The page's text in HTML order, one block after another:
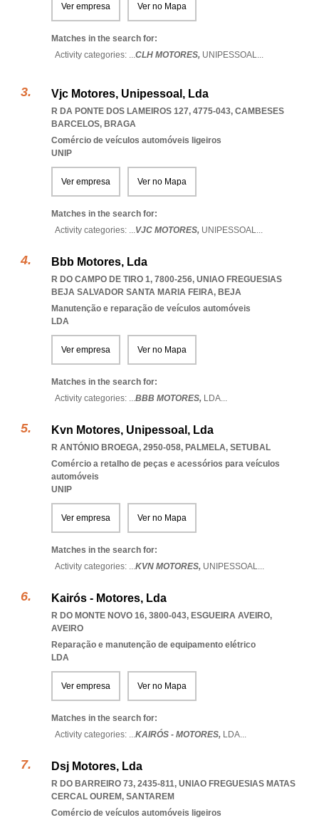
Ver empresa Ver no Mapa
Matches in the search for:
Activity categories: ...CLH MOTORES, UNIPESSOAL...
Vjc Motores, Unipessoal, Lda
R DA PONTE DOS LAMEIROS 127, 4775-043, CAMBESES
BARCELOS, BRAGA
Comércio de veículos automóveis ligeiros
UNIP
Ver empresa Ver no Mapa
Matches in the search for:
Activity categories: ...VJC MOTORES, UNIPESSOAL...
Bbb Motores, Lda
R DO CAMPO DE TIRO 1, 7800-256, UNIAO FREGUESIAS
BEJA SALVADOR SANTA MARIA FEIRA, BEJA
Manutenção e reparação de veículos automóveis
LDA
Ver empresa Ver no Mapa
Matches in the search for:
Activity categories: ...BBB MOTORES, LDA...
Kvn Motores, Unipessoal, Lda
R ANTÓNIO BROEGA, 2950-058, PALMELA, SETUBAL
Comércio a retalho de peças e acessórios para veículos
automóveis
UNIP
Ver empresa Ver no Mapa
Matches in the search for:
Activity categories: ...KVN MOTORES, UNIPESSOAL...
Kairós - Motores, Lda
R DO MONTE NOVO 16, 3800-043, ESGUEIRA AVEIRO,
AVEIRO
Reparação e manutenção de equipamento elétrico
LDA
Ver empresa Ver no Mapa
Matches in the search for:
Activity categories: ...KAIRÓS - MOTORES, LDA...
Dsj Motores, Lda
R DO BARREIRO 73, 2435-811, UNIAO FREGUESIAS MATAS
CERCAL OUREM, SANTAREM
Comércio de veículos automóveis ligeiros